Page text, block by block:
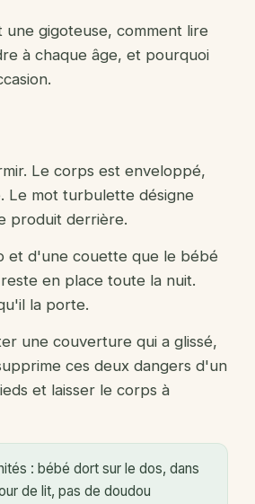
gigoteuse, comment lire
à chaque âge, et pourquoi
Le corps est enveloppé,
Le mot turbulette désigne
produit derrière.
et d'une couette que le bébé
en place toute la nuit.
la porte.
une couverture qui a glissé,
ces deux dangers d'un
et laisser le corps à
: bébé dort sur le dos, dans
de lit, pas de doudou